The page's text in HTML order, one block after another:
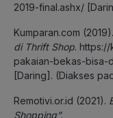
2019-final.ashx/
Kumparan.com (2019).
di Thrift Shop.
pakaian-bekas-bisa-
[Daring]. (Diakses
Remotivi.or.id (2021).
Shopping”.